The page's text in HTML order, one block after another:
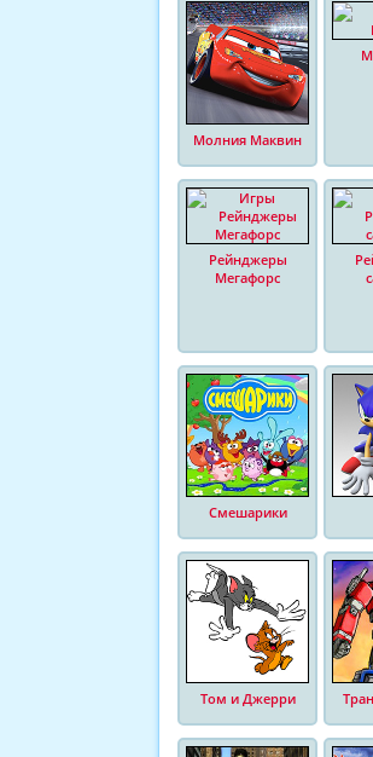
Молния Маквин
Рейнджеры
Мегафорс
Смешарики
Том и Джерри